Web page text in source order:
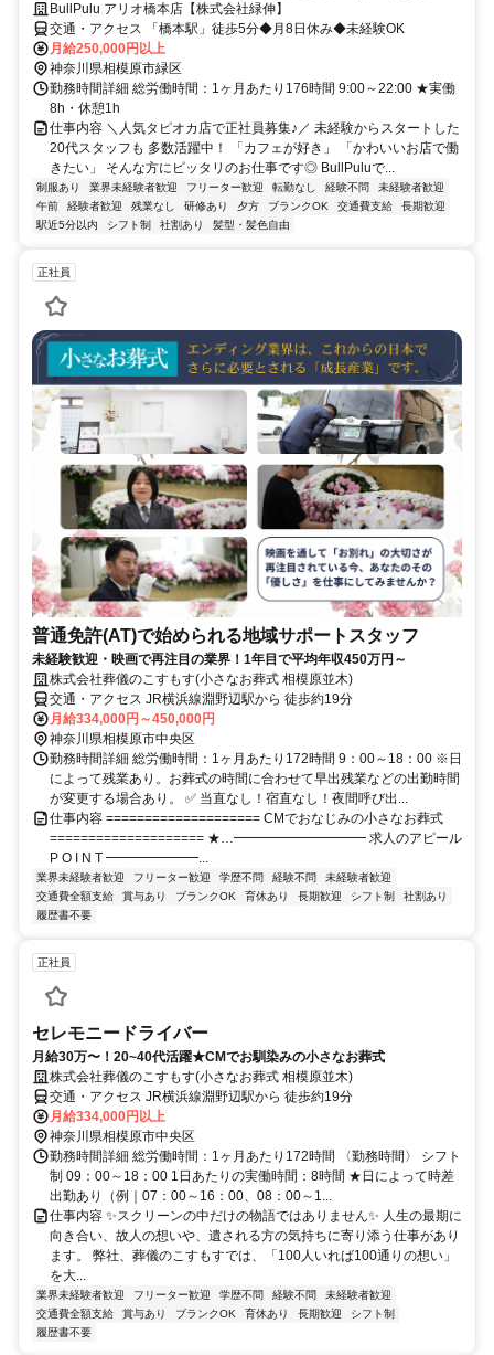
BullPulu アリオ橋本店【株式会社緑伸】
交通・アクセス 「橋本駅」徒歩5分◆月8日休み◆未経験OK
月給250,000円以上
神奈川県相模原市緑区
勤務時間詳細 総労働時間：1ヶ月あたり176時間 9:00～22:00 ★実働
8h・休憩1h
仕事内容 ＼人気タピオカ店で正社員募集♪／ 未経験からスタートした
20代スタッフも 多数活躍中！ 「カフェが好き」 「かわいいお店で働
きたい」 そんな方にピッタリのお仕事です◎ BullPuluで...
制服あり 業界未経験者歓迎 フリーター歓迎 転勤なし 経験不問
未経験者歓迎
午前
経験者歓迎 残業なし 研修あり 夕方 ブランクOK 交通費支給
長期歓迎
駅近5分以内
シフト制 社割あり 髪型・髪色自由
正社員
普通免許(AT)で始められる地域サポートスタッフ
未経験歓迎・映画で再注目の業界！1年目で平均年収450万円～
株式会社葬儀のこすもす(小さなお葬式 相模原並木)
交通・アクセス JR横浜線淵野辺駅から 徒歩約19分
月給334,000円～450,000円
神奈川県相模原市中央区
勤務時間詳細 総労働時間：1ヶ月あたり172時間 9：00～18：00 ※日
によって残業あり。お葬式の時間に合わせて早出残業などの出勤時間
が変更する場合あり。 ✅ 当直なし！宿直なし！夜間呼び出...
仕事内容 ==================== CMでおなじみの小さなお葬式
==================== ★…━━━━━━━━━━ 求人のアピール
P O I N T ━━━━━━━...
業界未経験者歓迎 フリーター歓迎 学歴不問 経験不問
未経験者歓迎
交通費全額支給
賞与あり ブランクOK 育休あり 長期歓迎 シフト制
社割あり
履歴書不要
正社員
セレモニードライバー
月給30万〜！20~40代活躍★CMでお馴染みの小さなお葬式
株式会社葬儀のこすもす(小さなお葬式 相模原並木)
交通・アクセス JR横浜線淵野辺駅から 徒歩約19分
月給334,000円以上
神奈川県相模原市中央区
勤務時間詳細 総労働時間：1ヶ月あたり172時間 〈勤務時間〉 シフト
制 09：00～18：00 1日あたりの実働時間：8時間 ★日によって時差
出勤あり（例｜07：00～16：00、08：00～1...
仕事内容 ✨スクリーンの中だけの物語ではありません✨ 人生の最期に
向き合い、故人の想いや、遺される方の気持ちに寄り添う仕事があり
ます。 弊社、葬儀のこすもすでは、「100人いれば100通りの想い」
を大...
業界未経験者歓迎 フリーター歓迎 学歴不問 経験不問
未経験者歓迎
交通費全額支給
賞与あり ブランクOK 育休あり 長期歓迎
シフト制
履歴書不要